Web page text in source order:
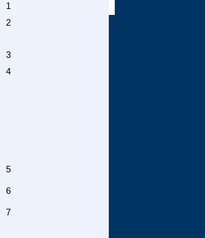
1
2
3
4
5
6
7